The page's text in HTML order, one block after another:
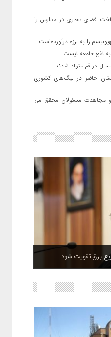
فضای تجاری در مدارس را
نفع جامعه نیست
حاضر در لیگ‌های کشوری
مجاهدت مسئولان محقق می
برق تقویت شود